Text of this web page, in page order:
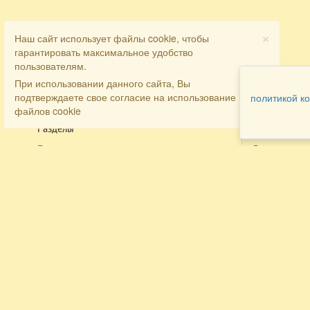
Разделы
Главная
Договора
×
Наш сайт использует файлы cookie, чтобы
гарантировать максимальное удобство
пользователям.
При использовании данного сайта, Вы
подтверждаете свое согласие на использование
файлов cookie
политикой